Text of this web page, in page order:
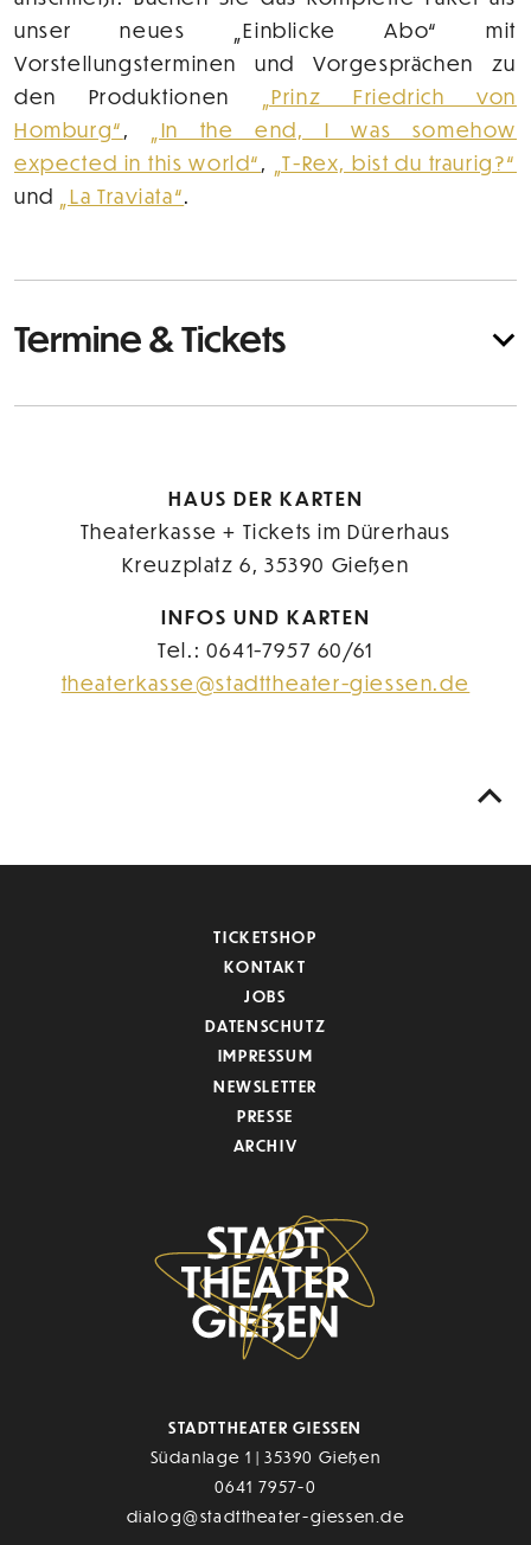
unser neues „Einblicke Abo“ mit
Vorstellungsterminen und Vorgesprächen zu
den Produktionen
„Prinz Friedrich von
Homburg“,
„In the end, I was somehow
expected in this world“,
„T-Rex, bist du traurig?“
und
„La Traviata“.
Termine & Tickets
HAUS DER KARTEN
Theaterkasse + Tickets im Dürerhaus
Kreuzplatz 6, 35390 Gießen
INFOS UND KARTEN
Tel.: 0641-7957 60/61
theaterkasse@stadttheater-giessen.de
TICKETSHOP
KONTAKT
JOBS
DATENSCHUTZ
IMPRESSUM
NEWSLETTER
PRESSE
ARCHIV
STADTTHEATER GIESSEN
Südanlage 1 | 35390 Gießen
0641 7957-0
dialog@stadttheater-giessen.de